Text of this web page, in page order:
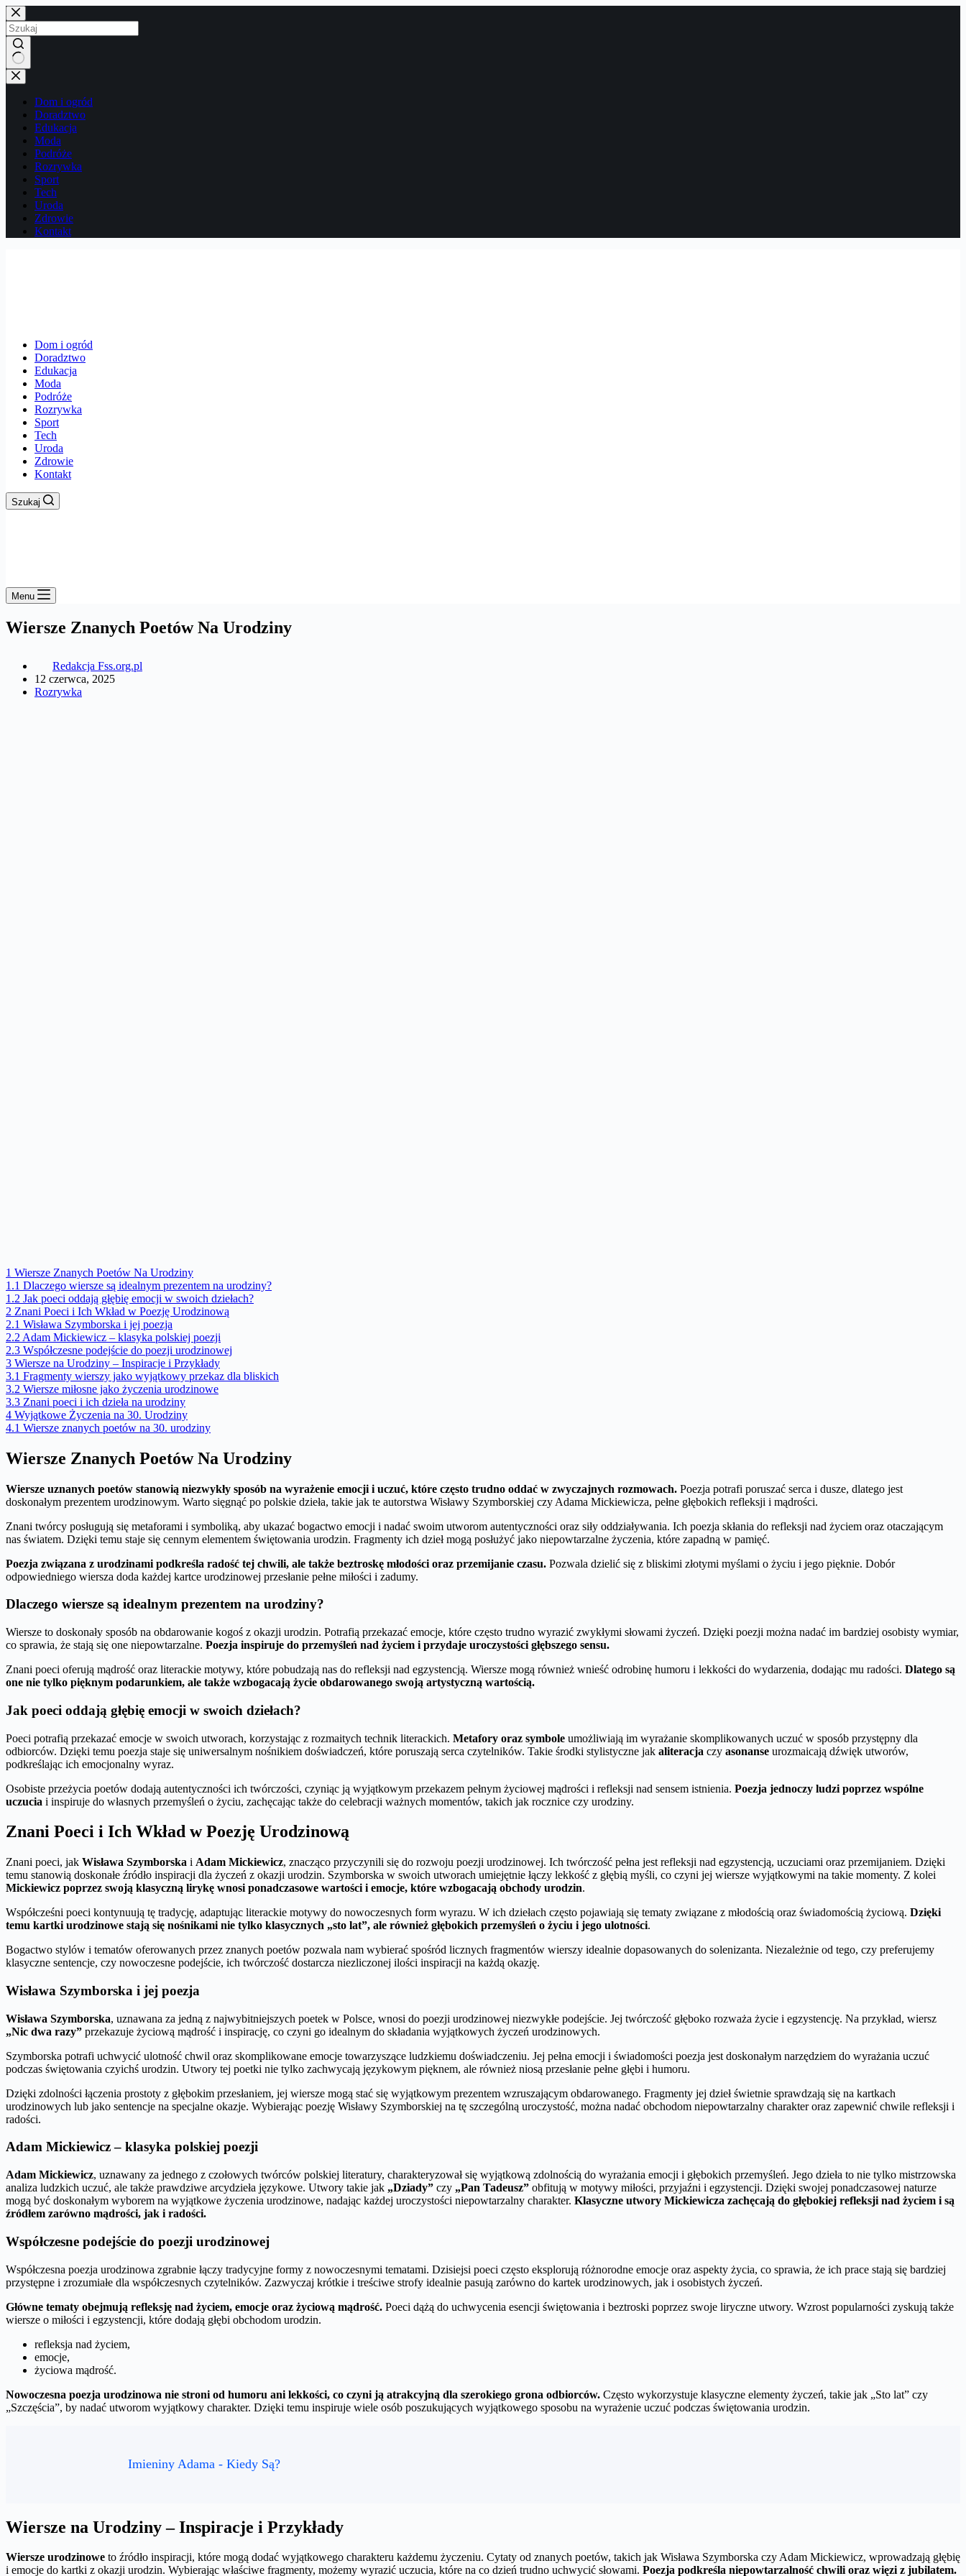
Przejdź
do
treści
Brak
wyników
Dom i ogród
Doradztwo
Edukacja
Moda
Podróże
Rozrywka
Sport
Tech
Uroda
Zdrowie
Kontakt
Dom i ogród
Doradztwo
Edukacja
Moda
Podróże
Rozrywka
Sport
Tech
Uroda
Zdrowie
Kontakt
Szukaj
Menu
Wiersze Znanych Poetów Na Urodziny
Redakcja Fss.org.pl
12 czerwca, 2025
Rozrywka
1 Wiersze Znanych Poetów Na Urodziny
1.1 Dlaczego wiersze są idealnym prezentem na urodziny?
1.2 Jak poeci oddają głębię emocji w swoich dziełach?
2 Znani Poeci i Ich Wkład w Poezję Urodzinową
2.1 Wisława Szymborska i jej poezja
2.2 Adam Mickiewicz – klasyka polskiej poezji
2.3 Współczesne podejście do poezji urodzinowej
3 Wiersze na Urodziny – Inspiracje i Przykłady
3.1 Fragmenty wierszy jako wyjątkowy przekaz dla bliskich
3.2 Wiersze miłosne jako życzenia urodzinowe
3.3 Znani poeci i ich dzieła na urodziny
4 Wyjątkowe Życzenia na 30. Urodziny
4.1 Wiersze znanych poetów na 30. urodziny
Wiersze Znanych Poetów Na Urodziny
Wiersze uznanych poetów stanowią niezwykły sposób na wyrażenie emocji i uczuć, które często trudno oddać w zwyczajnych rozmowach. Poezja potrafi poruszać serca i dusze, dlatego jest
doskonałym prezentem urodzinowym. Warto sięgnąć po polskie dzieła, takie jak te autorstwa Wisławy Szymborskiej czy Adama Mickiewicza, pełne głębokich refleksji i mądrości.
Znani twórcy posługują się metaforami i symboliką, aby ukazać bogactwo emocji i nadać swoim utworom autentyczności oraz siły oddziaływania. Ich poezja skłania do refleksji nad życiem oraz otaczającym
nas światem. Dzięki temu staje się cennym elementem świętowania urodzin. Fragmenty ich dzieł mogą posłużyć jako niepowtarzalne życzenia, które zapadną w pamięć.
Poezja związana z urodzinami podkreśla radość tej chwili, ale także beztroskę młodości oraz przemijanie czasu. Pozwala dzielić się z bliskimi złotymi myślami o życiu i jego pięknie. Dobór
odpowiedniego wiersza doda każdej kartce urodzinowej przesłanie pełne miłości i zadumy.
Dlaczego wiersze są idealnym prezentem na urodziny?
Wiersze to doskonały sposób na obdarowanie kogoś z okazji urodzin. Potrafią przekazać emocje, które często trudno wyrazić zwykłymi słowami życzeń. Dzięki poezji można nadać im bardziej osobisty wymiar,
co sprawia, że stają się one niepowtarzalne. Poezja inspiruje do przemyśleń nad życiem i przydaje uroczystości głębszego sensu.
Znani poeci oferują mądrość oraz literackie motywy, które pobudzają nas do refleksji nad egzystencją. Wiersze mogą również wnieść odrobinę humoru i lekkości do wydarzenia, dodając mu radości. Dlatego są
one nie tylko pięknym podarunkiem, ale także wzbogacają życie obdarowanego swoją artystyczną wartością.
Jak poeci oddają głębię emocji w swoich dziełach?
Poeci potrafią przekazać emocje w swoich utworach, korzystając z rozmaitych technik literackich. Metafory oraz symbole umożliwiają im wyrażanie skomplikowanych uczuć w sposób przystępny dla
odbiorców. Dzięki temu poezja staje się uniwersalnym nośnikiem doświadczeń, które poruszają serca czytelników. Takie środki stylistyczne jak aliteracja czy asonanse urozmaicają dźwięk utworów,
podkreślając ich emocjonalny wyraz.
Osobiste przeżycia poetów dodają autentyczności ich twórczości, czyniąc ją wyjątkowym przekazem pełnym życiowej mądrości i refleksji nad sensem istnienia. Poezja jednoczy ludzi poprzez wspólne
uczucia i inspiruje do własnych przemyśleń o życiu, zachęcając także do celebracji ważnych momentów, takich jak rocznice czy urodziny.
Znani Poeci i Ich Wkład w Poezję Urodzinową
Znani poeci, jak Wisława Szymborska i Adam Mickiewicz, znacząco przyczynili się do rozwoju poezji urodzinowej. Ich twórczość pełna jest refleksji nad egzystencją, uczuciami oraz przemijaniem. Dzięki
temu stanowią doskonałe źródło inspiracji dla życzeń z okazji urodzin. Szymborska w swoich utworach umiejętnie łączy lekkość z głębią myśli, co czyni jej wiersze wyjątkowymi na takie momenty. Z kolei
Mickiewicz poprzez swoją klasyczną lirykę wnosi ponadczasowe wartości i emocje, które wzbogacają obchody urodzin.
Współcześni poeci kontynuują tę tradycję, adaptując literackie motywy do nowoczesnych form wyrazu. W ich dziełach często pojawiają się tematy związane z młodością oraz świadomością życiową. Dzięki
temu kartki urodzinowe stają się nośnikami nie tylko klasycznych „sto lat”, ale również głębokich przemyśleń o życiu i jego ulotności.
Bogactwo stylów i tematów oferowanych przez znanych poetów pozwala nam wybierać spośród licznych fragmentów wierszy idealnie dopasowanych do solenizanta. Niezależnie od tego, czy preferujemy
klasyczne sentencje, czy nowoczesne podejście, ich twórczość dostarcza niezliczonej ilości inspiracji na każdą okazję.
Wisława Szymborska i jej poezja
Wisława Szymborska, uznawana za jedną z najwybitniejszych poetek w Polsce, wnosi do poezji urodzinowej niezwykłe podejście. Jej twórczość głęboko rozważa życie i egzystencję. Na przykład, wiersz
„Nic dwa razy” przekazuje życiową mądrość i inspirację, co czyni go idealnym do składania wyjątkowych życzeń urodzinowych.
Szymborska potrafi uchwycić ulotność chwil oraz skomplikowane emocje towarzyszące ludzkiemu doświadczeniu. Jej pełna emocji i świadomości poezja jest doskonałym narzędziem do wyrażania uczuć
podczas świętowania czyichś urodzin. Utwory tej poetki nie tylko zachwycają językowym pięknem, ale również niosą przesłanie pełne głębi i humoru.
Dzięki zdolności łączenia prostoty z głębokim przesłaniem, jej wiersze mogą stać się wyjątkowym prezentem wzruszającym obdarowanego. Fragmenty jej dzieł świetnie sprawdzają się na kartkach
urodzinowych lub jako sentencje na specjalne okazje. Wybierając poezję Wisławy Szymborskiej na tę szczególną uroczystość, można nadać obchodom niepowtarzalny charakter oraz zapewnić chwile refleksji i
radości.
Adam Mickiewicz – klasyka polskiej poezji
Adam Mickiewicz, uznawany za jednego z czołowych twórców polskiej literatury, charakteryzował się wyjątkową zdolnością do wyrażania emocji i głębokich przemyśleń. Jego dzieła to nie tylko mistrzowska
analiza ludzkich uczuć, ale także prawdziwe arcydzieła językowe. Utwory takie jak „Dziady” czy „Pan Tadeusz” obfitują w motywy miłości, przyjaźni i egzystencji. Dzięki swojej ponadczasowej naturze
mogą być doskonałym wyborem na wyjątkowe życzenia urodzinowe, nadając każdej uroczystości niepowtarzalny charakter. Klasyczne utwory Mickiewicza zachęcają do głębokiej refleksji nad życiem i są
źródłem zarówno mądrości, jak i radości.
Współczesne podejście do poezji urodzinowej
Współczesna poezja urodzinowa zgrabnie łączy tradycyjne formy z nowoczesnymi tematami. Dzisiejsi poeci często eksplorują różnorodne emocje oraz aspekty życia, co sprawia, że ich prace stają się bardziej
przystępne i zrozumiałe dla współczesnych czytelników. Zazwyczaj krótkie i treściwe strofy idealnie pasują zarówno do kartek urodzinowych, jak i osobistych życzeń.
Główne tematy obejmują refleksję nad życiem, emocje oraz życiową mądrość. Poeci dążą do uchwycenia esencji świętowania i beztroski poprzez swoje liryczne utwory. Wzrost popularności zyskują także
wiersze o miłości i egzystencji, które dodają głębi obchodom urodzin.
refleksja nad życiem,
emocje,
życiowa mądrość.
Nowoczesna poezja urodzinowa nie stroni od humoru ani lekkości, co czyni ją atrakcyjną dla szerokiego grona odbiorców. Często wykorzystuje klasyczne elementy życzeń, takie jak „Sto lat” czy
„Szczęścia”, by nadać utworom wyjątkowy charakter. Dzięki temu inspiruje wiele osób poszukujących wyjątkowego sposobu na wyrażenie uczuć podczas świętowania urodzin.
Imieniny Adama - Kiedy Są?
Wiersze na Urodziny – Inspiracje i Przykłady
Wiersze urodzinowe to źródło inspiracji, które mogą dodać wyjątkowego charakteru każdemu życzeniu. Cytaty od znanych poetów, takich jak Wisława Szymborska czy Adam Mickiewicz, wprowadzają głębię
i emocje do kartki z okazji urodzin. Wybierając właściwe fragmenty, możemy wyrazić uczucia, które na co dzień trudno uchwycić słowami. Poezja podkreśla niepowtarzalność chwili oraz więzi z jubilatem.